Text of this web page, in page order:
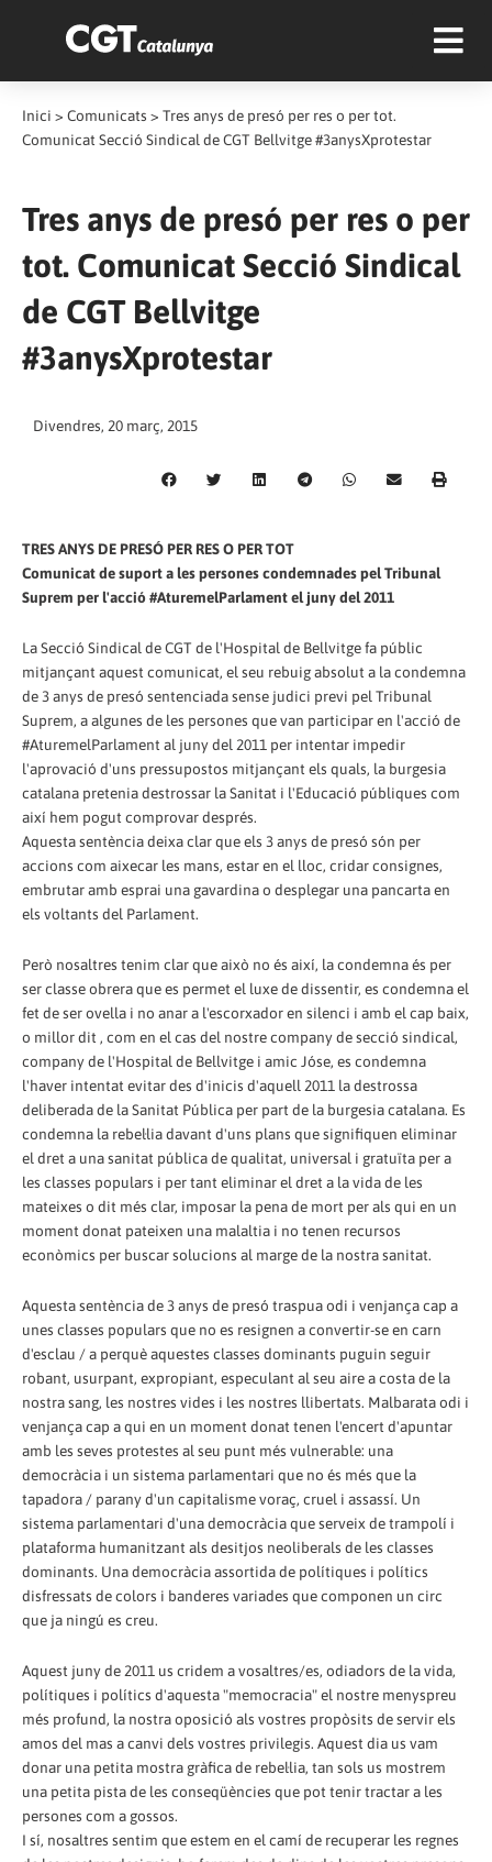
Inici > Comunicats > Tres anys de presó per res o per tot.
Comunicat Secció Sindical de CGT Bellvitge #3anysXprotestar
Tres anys de presó per res o per
tot. Comunicat Secció Sindical
de CGT Bellvitge
#3anysXprotestar
Divendres, 20 març, 2015
TRES ANYS DE PRESÓ PER RES O PER TOT
Comunicat de suport a les persones condemnades pel Tribunal
Suprem per l'acció #AturemelParlament el juny del 2011
La Secció Sindical de CGT de l'Hospital de Bellvitge fa públic
mitjançant aquest comunicat, el seu rebuig absolut a la condemna
de 3 anys de presó sentenciada sense judici previ pel Tribunal
Suprem, a algunes de les persones que van participar en l'acció de
#AturemelParlament al juny del 2011 per intentar impedir
l'aprovació d'uns pressupostos mitjançant els quals, la burgesia
catalana pretenia destrossar la Sanitat i l'Educació públiques com
així hem pogut comprovar després.
Aquesta sentència deixa clar que els 3 anys de presó són per
accions com aixecar les mans, estar en el lloc, cridar consignes,
embrutar amb esprai una gavardina o desplegar una pancarta en
els voltants del Parlament.
Però nosaltres tenim clar que això no és així, la condemna és per
ser classe obrera que es permet el luxe de dissentir, es condemna el
fet de ser ovella i no anar a l'escorxador en silenci i amb el cap baix,
o millor dit , com en el cas del nostre company de secció sindical,
company de l'Hospital de Bellvitge i amic Jóse, es condemna
l'haver intentat evitar des d'inicis d'aquell 2011 la destrossa
deliberada de la Sanitat Pública per part de la burgesia catalana. Es
condemna la rebel·lia davant d'uns plans que signifiquen eliminar
el dret a una sanitat pública de qualitat, universal i gratuïta per a
les classes populars i per tant eliminar el dret a la vida de les
mateixes o dit més clar, imposar la pena de mort per als qui en un
moment donat pateixen una malaltia i no tenen recursos
econòmics per buscar solucions al marge de la nostra sanitat.
Aquesta sentència de 3 anys de presó traspua odi i venjança cap a
unes classes populars que no es resignen a convertir-se en carn
d'esclau / a perquè aquestes classes dominants puguin seguir
robant, usurpant, expropiant, especulant al seu aire a costa de la
nostra sang, les nostres vides i les nostres llibertats. Malbarata odi i
venjança cap a qui en un moment donat tenen l'encert d'apuntar
amb les seves protestes al seu punt més vulnerable: una
democràcia i un sistema parlamentari que no és més que la
tapadora / parany d'un capitalisme voraç, cruel i assassí. Un
sistema parlamentari d'una democràcia que serveix de trampolí i
plataforma humanitzant als desitjos neoliberals de les classes
dominants. Una democràcia assortida de polítiques i polítics
disfressats de colors i banderes variades que componen un circ
que ja ningú es creu.
Aquest juny de 2011 us cridem a vosaltres/es, odiadors de la vida,
polítiques i polítics d'aquesta "memocracia" el nostre menyspreu
més profund, la nostra oposició als vostres propòsits de servir els
amos del mas a canvi dels vostres privilegis. Aquest dia us vam
donar una petita mostra gràfica de rebel·lia, tan sols us mostrem
una petita pista de les conseqüències que pot tenir tractar a les
persones com a gossos.
I sí, nosaltres sentim que estem en el camí de recuperar les regnes